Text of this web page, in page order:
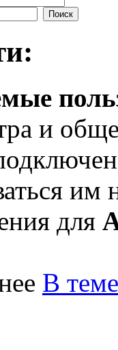
и
им
для
В